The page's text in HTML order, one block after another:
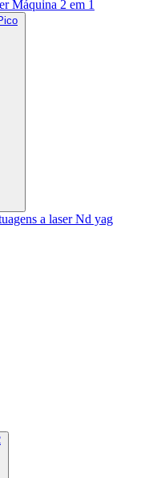
Máquina 2 em 1
a laser Nd yag